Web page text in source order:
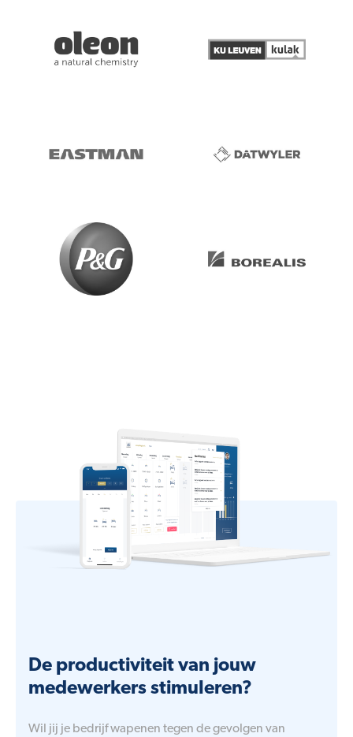
De productiviteit van jouw
medewerkers stimuleren?
Wil jij je bedrijf wapenen tegen de gevolgen van